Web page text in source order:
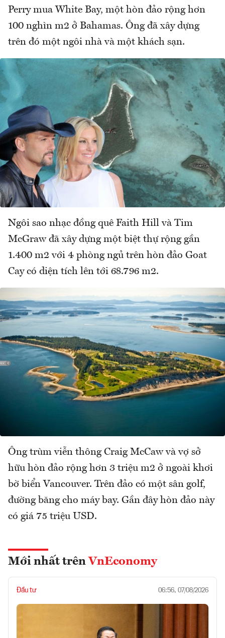
Perry mua White Bay, một hòn đảo rộng hơn
100 nghìn m2 ở Bahamas. Ông đã xây dựng
trên đó một ngôi nhà và một khách sạn.
Ngôi sao nhạc đồng quê Faith Hill và Tim
McGraw đã xây dựng một biệt thự rộng gần
1.400 m2 với 4 phòng ngủ trên hòn đảo Goat
Cay có diện tích lên tới 68.796 m2.
Ông trùm viễn thông Craig McCaw và vợ sở
hữu hòn đảo rộng hơn 3 triệu m2 ở ngoài khơi
bờ biển Vancouver. Trên đảo có một sân golf,
đường băng cho máy bay. Gần đây hòn đảo này
có giá 75 triệu USD.
Mới nhất trên VnEconomy
Đầu tư 06:56, 07/08/2026